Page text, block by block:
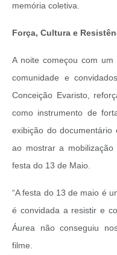
memória coletiva.
Força, Cultura e
A noite começou com um
comunidade e
Conceição Evaristo,
como instrumento de
exibição do documentário
ao mostrar a
festa do 13 de Maio.
“A festa do 13 de maio é
é convidada a resistir e
Áurea não conseguiu
filme.